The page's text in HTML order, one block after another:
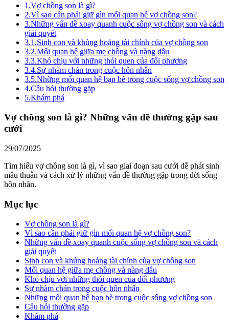
1.Vợ chồng son là gì?
2.Vì sao cần phải giữ gìn mối quan hệ vợ chồng son?
3.Những vấn đề xoay quanh cuộc sống vợ chồng son và cách
giải quyết
3.1.Sinh con và khủng hoảng tài chính của vợ chồng son
3.2.Mối quan hệ giữa mẹ chồng và nàng dâu
3.3.Khó chịu với những thói quen của đối phương
3.4.Sự nhàm chán trong cuộc hôn nhân
3.5.Những mối quan hệ bạn bè trong cuộc sống vợ chồng son
4.Câu hỏi thường gặp
5.Khám phá
Vợ chồng son là gì? Những vấn đề thường gặp sau
cưới
29/07/2025
Tìm hiểu vợ chồng son là gì, vì sao giai đoạn sau cưới dễ phát sinh
mâu thuẫn và cách xử lý những vấn đề thường gặp trong đời sống
hôn nhân.
Mục lục
Vợ chồng son là gì?
Vì sao cần phải giữ gìn mối quan hệ vợ chồng son?
Những vấn đề xoay quanh cuộc sống vợ chồng son và cách
giải quyết
Sinh con và khủng hoảng tài chính của vợ chồng son
Mối quan hệ giữa mẹ chồng và nàng dâu
Khó chịu với những thói quen của đối phương
Sự nhàm chán trong cuộc hôn nhân
Những mối quan hệ bạn bè trong cuộc sống vợ chồng son
Câu hỏi thường gặp
Khám phá